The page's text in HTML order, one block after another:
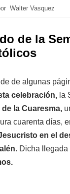
Walter Vasquez
de la
de algunas
celebración, la
de la Cuaresma,
cuarenta días,
en el
Dicha